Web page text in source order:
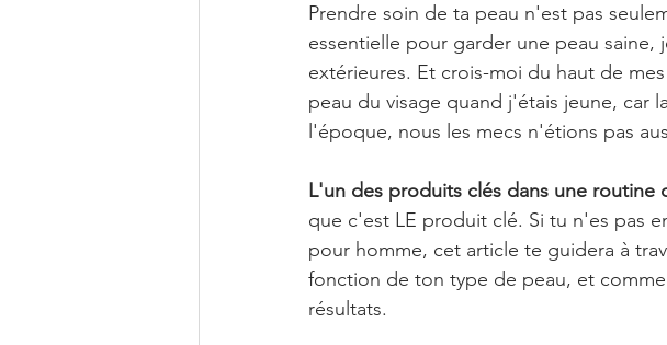
Prendre soin de ta peau n'est pas
essentielle pour garder une peau
extérieures. Et crois-moi du haut de
peau du visage quand j'étais jeune, car
l'époque, nous les mecs n'étions pas
L'un des produits clés dans une routine
que c'est LE produit clé. Si tu n'es pas
pour homme, cet article te guidera à
fonction de ton type de peau, et
résultats.